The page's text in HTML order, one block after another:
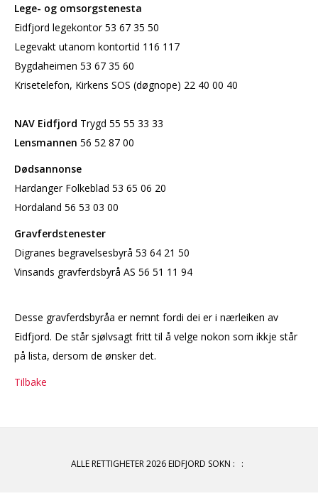
Lege- og omsorgstenesta
Eidfjord legekontor 53 67 35 50
Legevakt utanom kontortid 116 117
Bygdaheimen 53 67 35 60
Krisetelefon, Kirkens SOS (døgnope) 22 40 00 40
NAV Eidfjord Trygd 55 55 33 33
Lensmannen 56 52 87 00
Dødsannonse
Hardanger Folkeblad 53 65 06 20
Hordaland 56 53 03 00
Gravferdstenester
Digranes begravelsesbyrå 53 64 21 50
Vinsands gravferdsbyrå AS 56 51 11 94
Desse gravferdsbyråa er nemnt fordi dei er i nærleiken av
Eidfjord. De står sjølvsagt fritt til å velge nokon som ikkje står
på lista, dersom de ønsker det.
Tilbake
ALLE RETTIGHETER 2026 EIDFJORD SOKN : :